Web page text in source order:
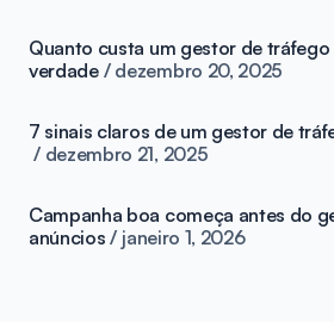
Quanto custa um gestor de tráfego
verdade
dezembro 20, 2025
7 sinais claros de um gestor de
dezembro 21, 2025
Campanha boa começa antes do
anúncios
janeiro 1, 2026